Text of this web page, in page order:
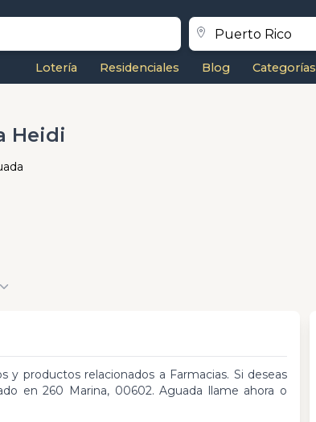
Lotería Residenciales Blog Categorías
Heidi
y productos relacionados a Farmacias. Si deseas
en 260 Marina, 00602. Aguada llame ahora o